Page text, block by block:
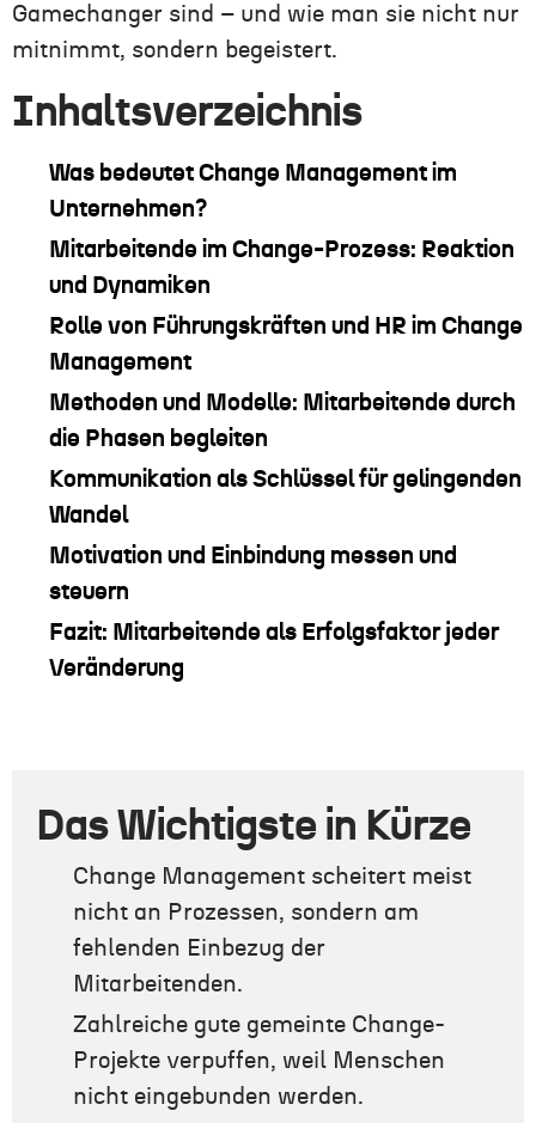
Gamechanger sind – und wie man sie nicht nur
mitnimmt, sondern begeistert.
Inhaltsverzeichnis
Was bedeutet Change Management im
Unternehmen?
Mitarbeitende im Change-Prozess: Reaktion
und Dynamiken
Rolle von Führungskräften und HR im Change
Management
Methoden und Modelle: Mitarbeitende durch
die Phasen begleiten
Kommunikation als Schlüssel für gelingenden
Wandel
Motivation und Einbindung messen und
steuern
Fazit: Mitarbeitende als Erfolgsfaktor jeder
Veränderung
Das Wichtigste in Kürze
Change Management scheitert meist
nicht an Prozessen, sondern am
fehlenden Einbezug der
Mitarbeitenden.
Zahlreiche gute gemeinte Change-
Projekte verpuffen, weil Menschen
nicht eingebunden werden.